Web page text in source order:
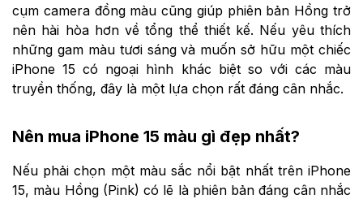
cụm camera đồng màu cũng giúp phiên bản Hồng trở
nên hài hòa hơn về tổng thể thiết kế. Nếu yêu thích
những gam màu tươi sáng và muốn sở hữu một chiếc
iPhone 15 có ngoại hình khác biệt so với các màu
truyền thống, đây là một lựa chọn rất đáng cân nhắc.
Nên mua iPhone 15 màu gì đẹp nhất?
Nếu phải chọn một màu sắc nổi bật nhất trên iPhone
15, màu Hồng (Pink) có lẽ là phiên bản đáng cân nhắc